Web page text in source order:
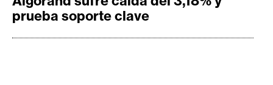
prueba soporte clave